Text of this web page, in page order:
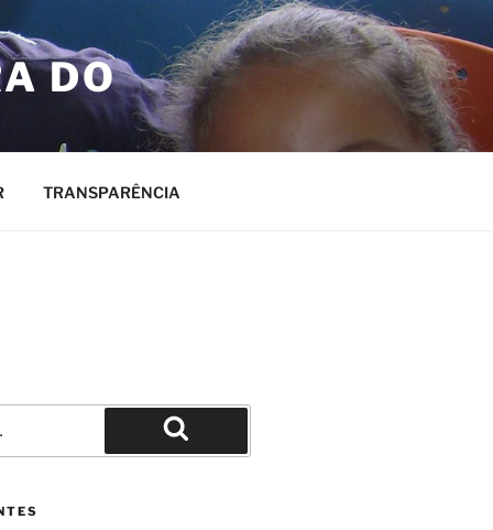
DO
TRANSPARÊNCIA
Pesquisar